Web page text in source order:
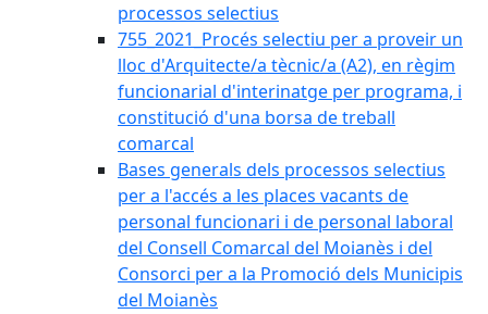
processos selectius
755_2021_Procés selectiu per a proveir un
lloc d'Arquitecte/a tècnic/a (A2), en règim
funcionarial d'interinatge per programa, i
constitució d'una borsa de treball
comarcal
Bases generals dels processos selectius
per a l'accés a les places vacants de
personal funcionari i de personal laboral
del Consell Comarcal del Moianès i del
Consorci per a la Promoció dels Municipis
del Moianès